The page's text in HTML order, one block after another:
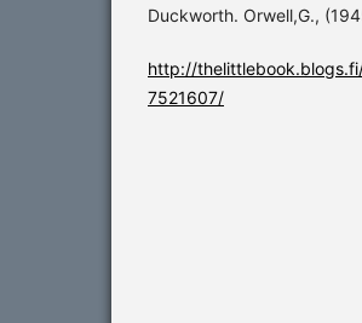
Duckworth. Orwell,G.,
http://
7521607/